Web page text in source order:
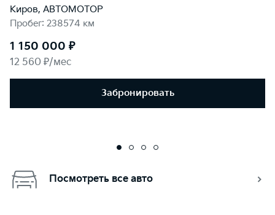
Киров, АВТОМОТОР
Пробег: 238574 км
1 150 000 ₽
12 560 ₽/мес
Забронировать
Посмотреть все авто